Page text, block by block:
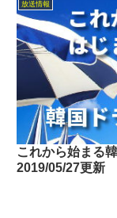
放送情報
これから始まる
2019/05/27更新